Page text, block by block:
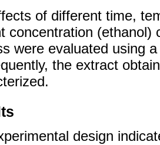
of different time,
concentration (ethanol)
were evaluated using
the extract
design